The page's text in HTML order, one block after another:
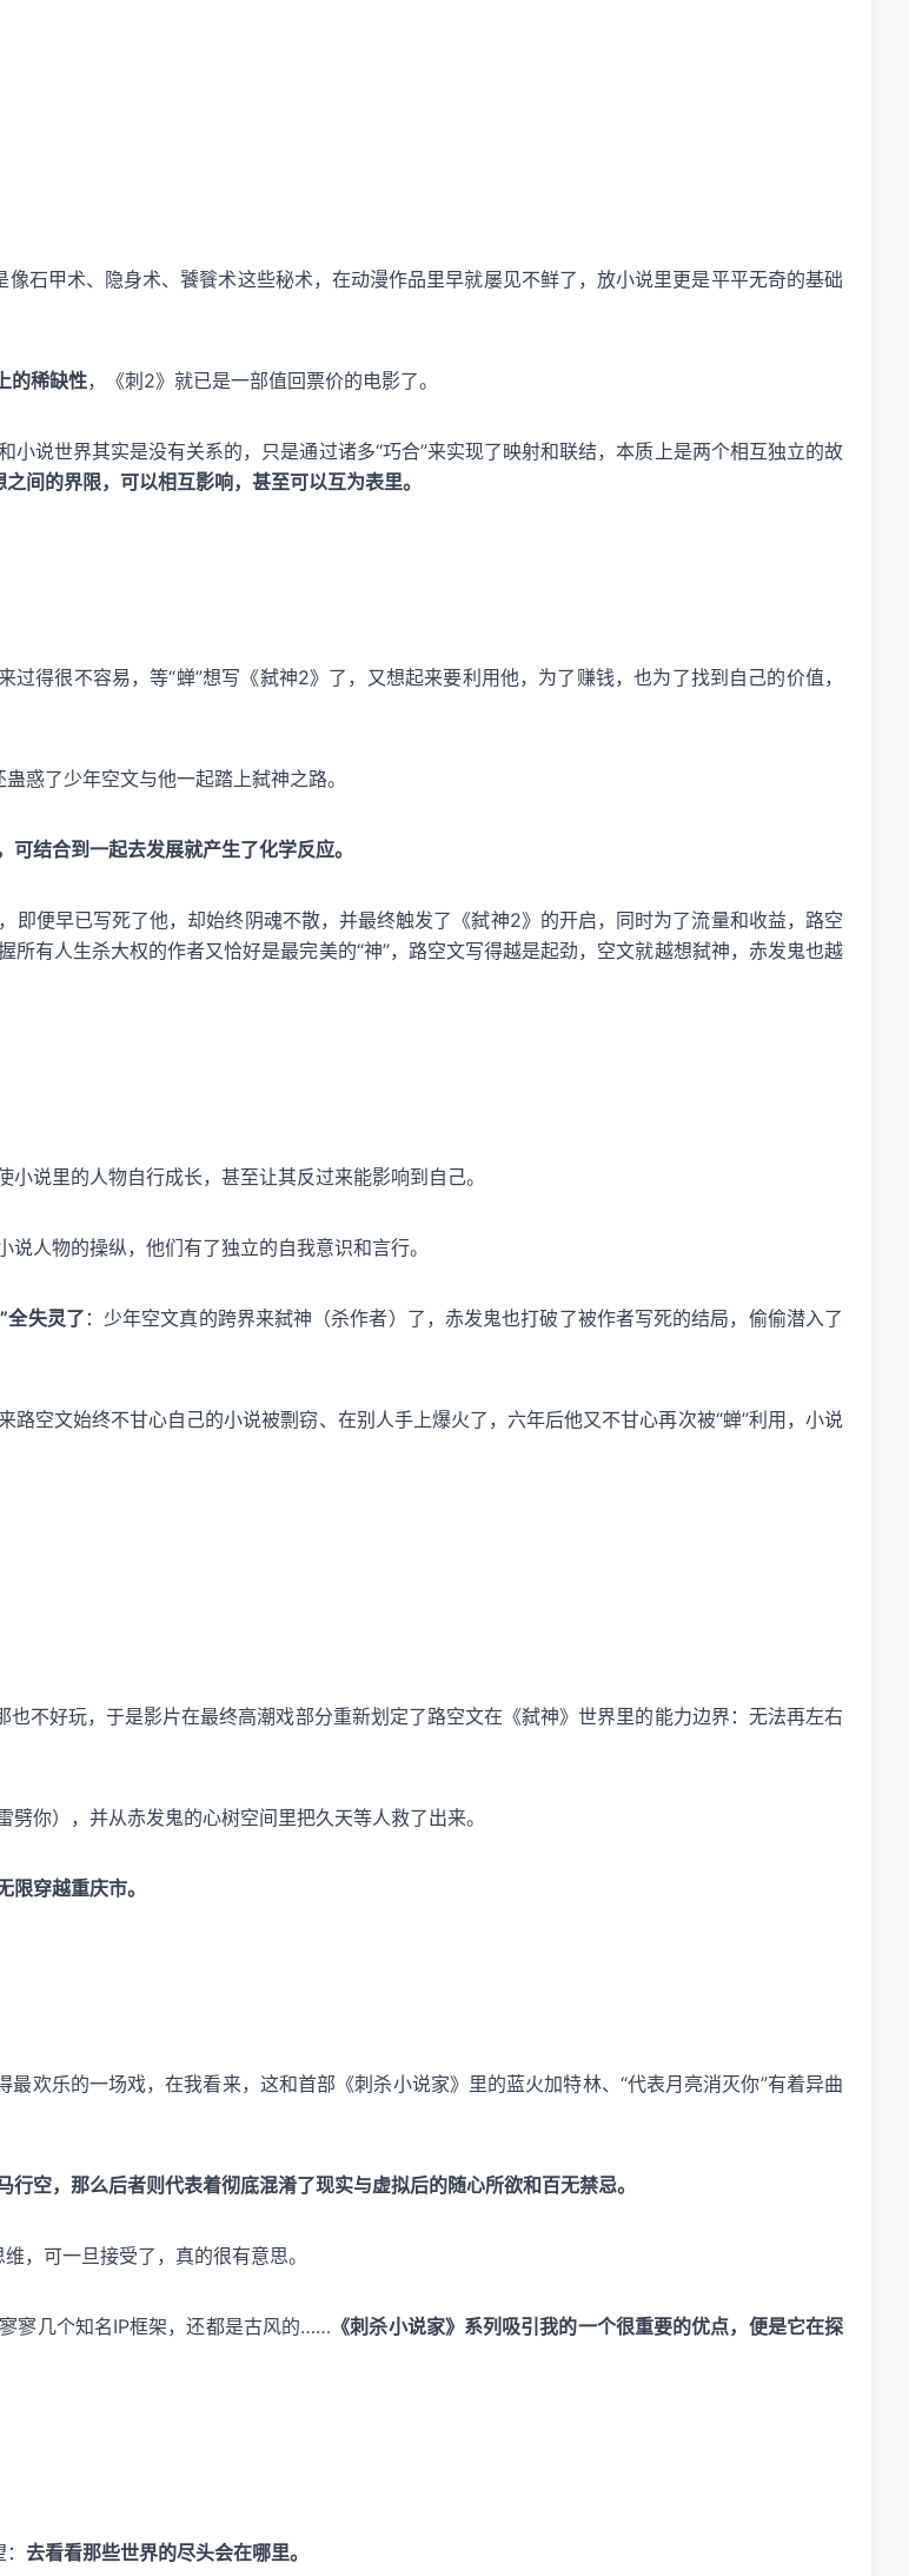
石甲术、隐身术、饕餮术这些秘术，在动漫作品里早就屡见不鲜了，放小说里更是平平无奇的基础
的稀缺性，《刺2》就已是一部值回票价的电影了。
说世界其实是没有关系的，只是通过诸多“巧合”来实现了映射和联结，本质上是两个相互独立的故
间的界限，可以相互影响，甚至可以互为表里。
得很不容易，等“蝉”想写《弑神2》了，又想起来要利用他，为了赚钱，也为了找到自己的价值，
惑了少年空文与他一起踏上弑神之路。
结合到一起去发展就产生了化学反应。
便早已写死了他，却始终阴魂不散，并最终触发了《弑神2》的开启，同时为了流量和收益，路空
有人生杀大权的作者又恰好是最完美的“神”，路空文写得越是起劲，空文就越想弑神，赤发鬼也越
说里的人物自行成长，甚至让其反过来能影响到自己。
人物的操纵，他们有了独立的自我意识和言行。
全失灵了 ：少年空文真的跨界来弑神（杀作者）了，赤发鬼也打破了被作者写死的结局，偷偷潜入了
路空文始终不甘心自己的小说被剽窃、在别人手上爆火了，六年后他又不甘心再次被“蝉”利用，小说
不好玩，于是影片在最终高潮戏部分重新划定了路空文在《弑神》世界里的能力边界：无法再左右
你），并从赤发鬼的心树空间里把久天等人救了出来。
穿越重庆市。
欢乐的一场戏，在我看来，这和首部《刺杀小说家》里的蓝火加特林、“代表月亮消灭你”有着异曲
空，那么后者则代表着彻底混淆了现实与虚拟后的随心所欲和百无禁忌。
，可一旦接受了，真的很有意思。
寥几个知名IP框架，还都是古风的…… 《刺杀小说家》系列吸引我的一个很重要的优点，便是它在探
去看看那些世界的尽头会在哪里。